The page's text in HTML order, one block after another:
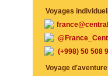
Voyages
(+998) 50 508
Voyage d'aventure